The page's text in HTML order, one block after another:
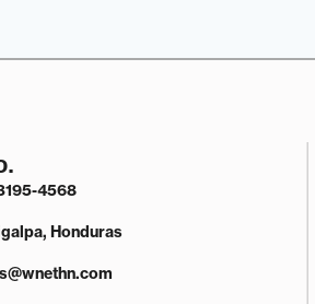
4568
Honduras